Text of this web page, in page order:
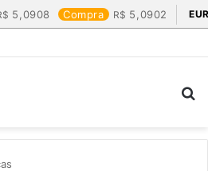
5,0908 Compra 5,0902
que mais valem a pena